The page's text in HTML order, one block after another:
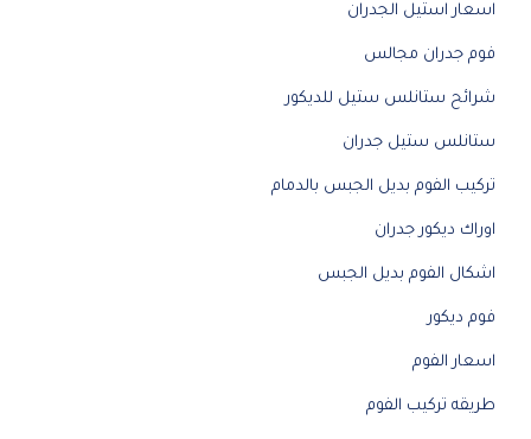
اسعار استيل الجدران
فوم جدران مجالس
شرائح ستانلس ستيل للديكور
ستانلس ستيل جدران
تركيب الفوم بديل الجبس بالدمام
اوراك ديكور جدران
اشكال الفوم بديل الجبس
فوم ديكور
اسعار الفوم
طريقه تركيب الفوم